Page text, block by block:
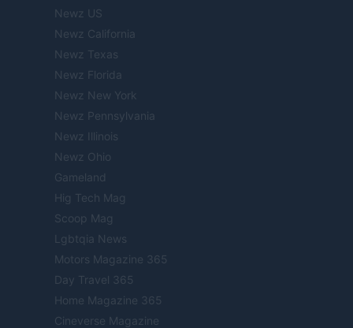
Newz US
Newz California
Newz Texas
Newz Florida
Newz New York
Newz Pennsylvania
Newz Illinois
Newz Ohio
Gameland
Hig Tech Mag
Scoop Mag
Lgbtqia News
Motors Magazine 365
Day Travel 365
Home Magazine 365
Cineverse Magazine